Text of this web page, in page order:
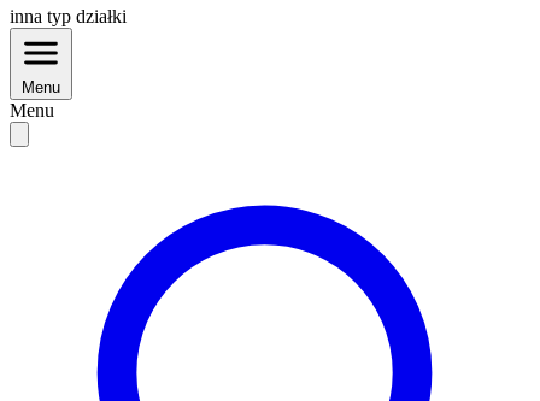
inna typ działki
Menu
Menu